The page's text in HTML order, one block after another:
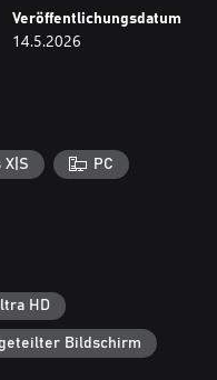
Veröffentlichungsdatum
14.5.2026
X|S PC
HD
Bildschirm